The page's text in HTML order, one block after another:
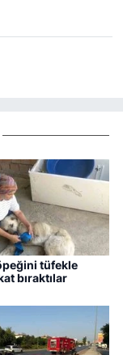
tüfekle
bıraktılar